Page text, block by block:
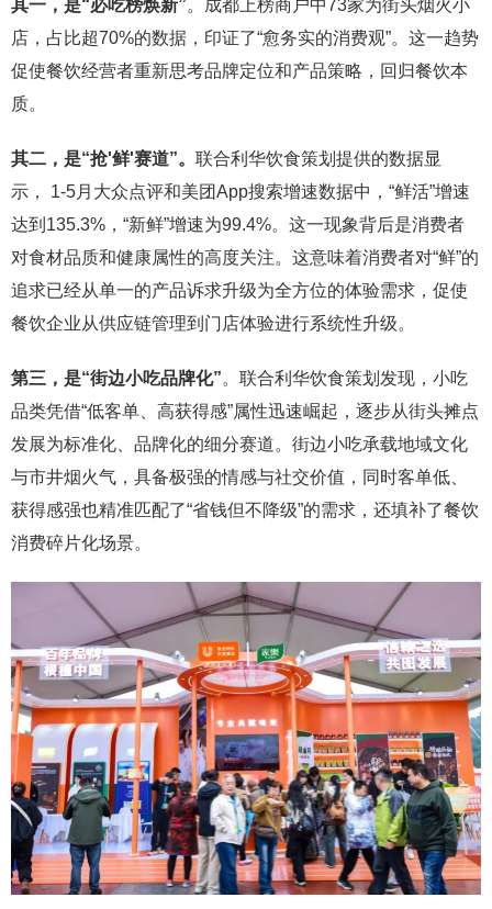
其一，是“必吃榜焕新”。成都上榜商户中73家为街头烟火小
店，占比超70%的数据，印证了“愈务实的消费观”。这一趋势
促使餐饮经营者重新思考品牌定位和产品策略，回归餐饮本
质。
其二，是“抢'鲜'赛道”。 联合利华饮食策划提供的数据显
示， 1-5月大众点评和美团App搜索增速数据中，“鲜活”增速
达到135.3%，“新鲜”增速为99.4%。这一现象背后是消费者
对食材品质和健康属性的高度关注。这意味着消费者对“鲜”的
追求已经从单一的产品诉求升级为全方位的体验需求，促使
餐饮企业从供应链管理到门店体验进行系统性升级。
第三，是“街边小吃品牌化”。联合利华饮食策划发现，小吃
品类凭借“低客单、高获得感”属性迅速崛起，逐步从街头摊点
发展为标准化、品牌化的细分赛道。街边小吃承载地域文化
与市井烟火气，具备极强的情感与社交价值，同时客单低、
获得感强也精准匹配了“省钱但不降级”的需求，还填补了餐饮
消费碎片化场景。